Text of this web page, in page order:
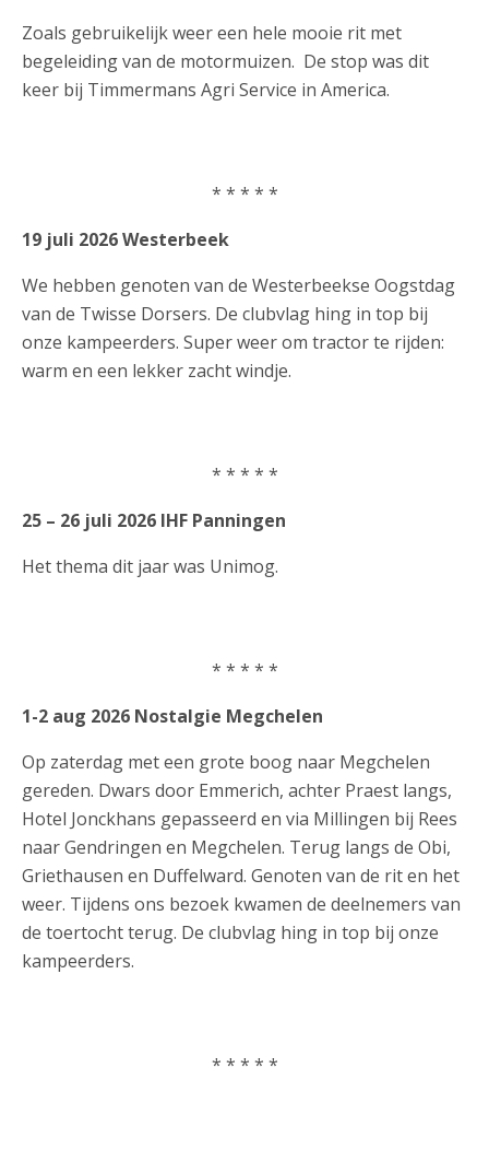
Zoals gebruikelijk weer een hele mooie rit met
begeleiding van de motormuizen. De stop was dit
keer bij Timmermans Agri Service in America.
* * * * *
19 juli 2026 Westerbeek
We hebben genoten van de Westerbeekse Oogstdag
van de Twisse Dorsers. De clubvlag hing in top bij
onze kampeerders. Super weer om tractor te rijden:
warm en een lekker zacht windje.
* * * * *
25 – 26 juli 2026 IHF Panningen
Het thema dit jaar was Unimog.
* * * * *
1-2 aug 2026 Nostalgie Megchelen
Op zaterdag met een grote boog naar Megchelen
gereden. Dwars door Emmerich, achter Praest langs,
Hotel Jonckhans gepasseerd en via Millingen bij Rees
naar Gendringen en Megchelen. Terug langs de Obi,
Griethausen en Duffelward. Genoten van de rit en het
weer. Tijdens ons bezoek kwamen de deelnemers van
de toertocht terug. De clubvlag hing in top bij onze
kampeerders.
* * * * *